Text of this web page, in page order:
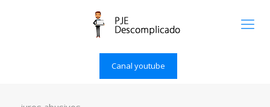
Canal youtube